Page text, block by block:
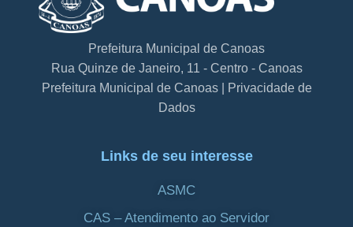
Prefeitura Municipal de Canoas
Rua Quinze de Janeiro, 11 - Centro - Canoas
Prefeitura Municipal de Canoas | Privacidade de
Dados
Links de seu interesse
ASMC
CAS – Atendimento ao Servidor